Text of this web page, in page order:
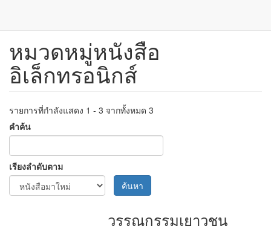
ข้าม
เนื้อหา
หมวดหมู่หนังสือ
อิเล็กทรอนิกส์
รายการที่กำลังแสดง 1 - 3 จากทั้งหมด 3
คำค้น
เรียงลำดับตาม
ค้นหา
วรรณกรรมเยาวชน